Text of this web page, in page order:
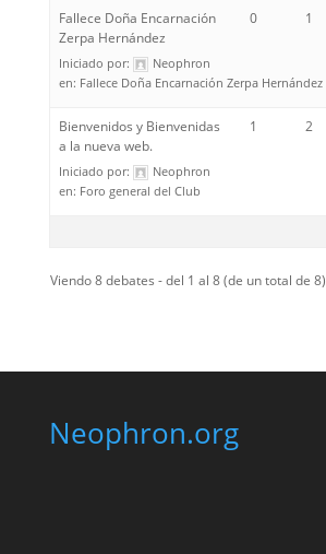
Fallece Doña Encarnación
Zerpa Hernández
Iniciado por:
Neophron
en: Fallece Doña Encarnación Zerpa Hernández
0 1
Bienvenidos y Bienvenidas
a la nueva web.
Iniciado por:
Neophron
en: Foro general del Club
1 2
Viendo 8 debates - del 1 al 8 (de un total de 8)
Neophron.org